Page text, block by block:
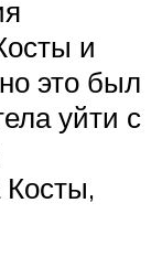
и
это был
уйти с
Косты,